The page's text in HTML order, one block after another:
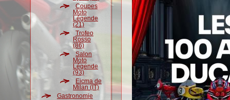
Coupes
Moto
Légende
(21)
Trofeo
Rosso
(86)
Salon
Moto
Légende
(93)
Eicma de
Milan (IT)
Gastronomie